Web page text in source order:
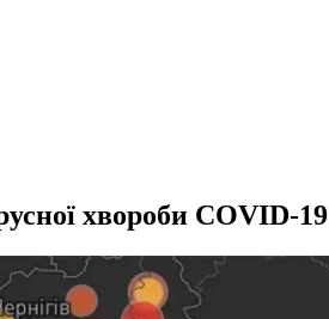
хвороби COVID-19